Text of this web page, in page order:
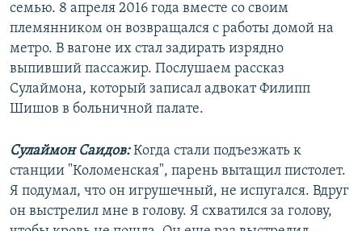
семью. 8 апреля 2016 года вместе со своим
племянником он возвращался с работы домой на
метро. В вагоне их стал задирать изрядно
выпивший пассажир. Послушаем рассказ
Сулаймона, который записал адвокат Филипп
Шишов в больничной палате.
Сулаймон Саидов:Когда стали подъезжать к
станции "Коломенская", парень вытащил пистолет.
Я подумал, что он игрушечный, не испугался. Вдруг
он выстрелил мне в голову. Я схватился за голову,